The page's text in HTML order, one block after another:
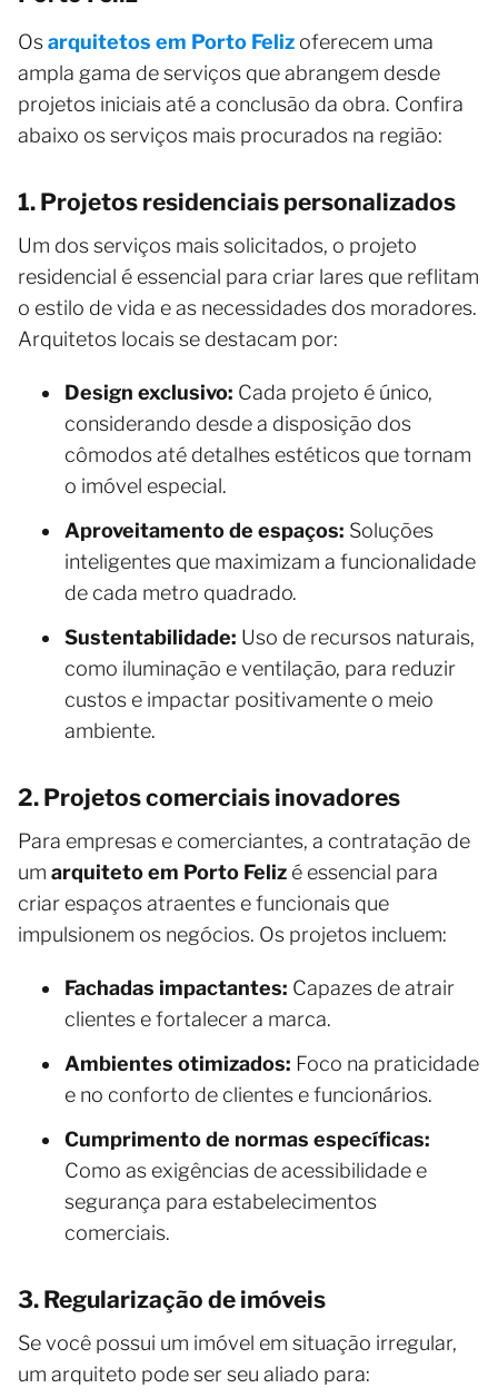
Osarquitetos em Porto Feliz oferecem uma
ampla gama de serviços que abrangem desde
projetos iniciais até a conclusão da obra. Confira
abaixo os serviços mais procurados na região:
1. Projetos residenciais personalizados
Um dos serviços mais solicitados, o projeto
residencial é essencial para criar lares que reflitam
o estilo de vida e as necessidades dos moradores.
Arquitetos locais se destacam por:
Design exclusivo: Cada projeto é único,
considerando desde a disposição dos
cômodos até detalhes estéticos que tornam
o imóvel especial.
Aproveitamento de espaços: Soluções
inteligentes que maximizam a funcionalidade
de cada metro quadrado.
Sustentabilidade: Uso de recursos naturais,
como iluminação e ventilação, para reduzir
custos e impactar positivamente o meio
ambiente.
2. Projetos comerciais inovadores
Para empresas e comerciantes, a contratação de
um arquiteto em Porto Feliz é essencial para
criar espaços atraentes e funcionais que
impulsionem os negócios. Os projetos incluem:
Fachadas impactantes: Capazes de atrair
clientes e fortalecer a marca.
Ambientes otimizados: Foco na praticidade
e no conforto de clientes e funcionários.
Cumprimento de normas específicas:
Como as exigências de acessibilidade e
segurança para estabelecimentos
comerciais.
3. Regularização de imóveis
Se você possui um imóvel em situação irregular,
um arquiteto pode ser seu aliado para: